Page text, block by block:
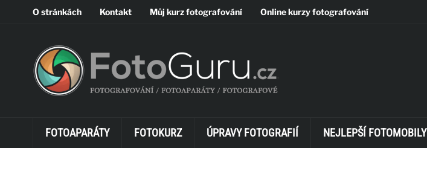
O stránkách Kontakt Můj kurz fotografování Online kurzy fotografování
FOTOAPARÁTY FOTOKURZ ÚPRAVY FOTOGRAFIÍ NEJLEPŠÍ FOTOMOBILY